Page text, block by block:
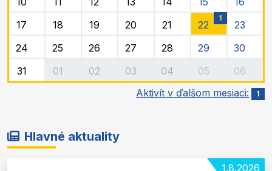
17
18 19 20 21 22
1
23
24
25 26 27 28 29
30
31
01 02 03 04 05
06
Aktivít v ďalšom mesiaci:
1
Hlavné aktuality
1.8.2026